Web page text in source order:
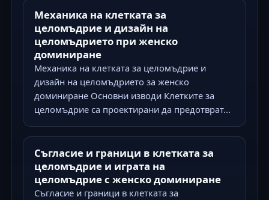
Механика на клетката за
целомъдрие и дизайн на
целомъдрието при женско
доминиране
Механика на клетката за целомъдрие и
дизайн на целомъдрието за женско
доминиране Основни изводи Клетките за
целомъдрие са проектирани да предотврат...
Съгласие и граници в клетката за
целомъдрие и играта на
целомъдрие с женско доминиране
Съгласие и граници в клетката за